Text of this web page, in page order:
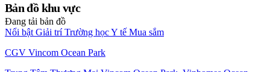
Bản đồ khu vực
Đang tải bản đồ
Nổi bật Giải trí Trường họcY tế Mua sắm
CGV Vincom Ocean Park